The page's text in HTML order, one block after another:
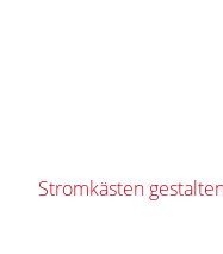
Stromkästen